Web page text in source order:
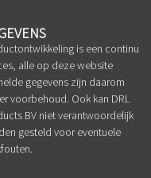
is een continu
alle op deze website
gegevens zijn daarom
voorbehoud. Ook kan DRL
BV niet verantwoordelijk
gesteld voor eventuele